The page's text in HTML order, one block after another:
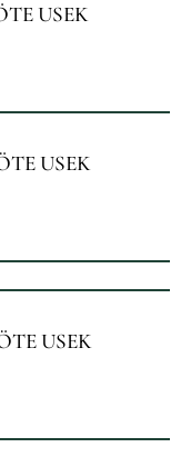
USEK
USEK
USEK